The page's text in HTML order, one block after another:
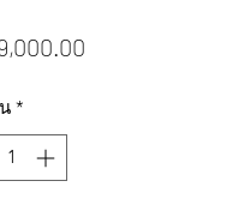
ราคา
*